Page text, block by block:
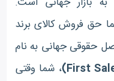
حق فروش کالای برند
حقوقی جهانی به نام
، شما وقتی